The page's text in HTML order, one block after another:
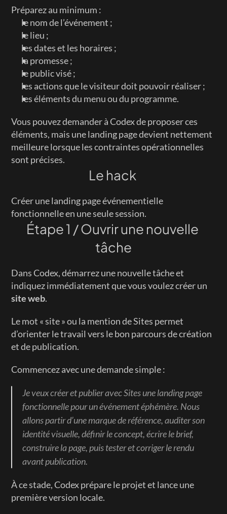
Préparez au minimum :
le nom de l’événement ;
le lieu ;
les dates et les horaires ;
la promesse ;
le public visé ;
les actions que le visiteur doit pouvoir réaliser ;
les éléments du menu ou du programme.
Vous pouvez demander à Codex de proposer ces
éléments, mais une landing page devient nettement
meilleure lorsque les contraintes opérationnelles
sont précises.
Le hack
Créer une landing page événementielle
fonctionnelle en une seule session.
Étape 1 / Ouvrir une nouvelle
tâche
Dans Codex, démarrez une nouvelle tâche et
site web.
Le mot « site » ou la mention de Sites permet
d’orienter le travail vers le bon parcours de création
et de publication.
Commencez avec une demande simple :
Je veux créer et publier avec Sites une landing page
fonctionnelle pour un événement éphémère. Nous
allons partir d’une marque de référence, auditer son
identité visuelle, définir le concept, écrire le brief,
construire la page, puis tester et corriger le rendu
avant publication.
À ce stade, Codex prépare le projet et lance une
première version locale.